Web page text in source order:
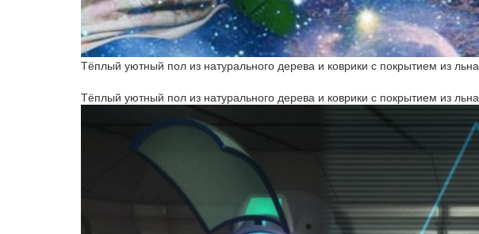
Тёплый уютный пол из натурального дерева и коврики с покрытием из льна
Тёплый уютный пол из натурального дерева и коврики с покрытием из льна